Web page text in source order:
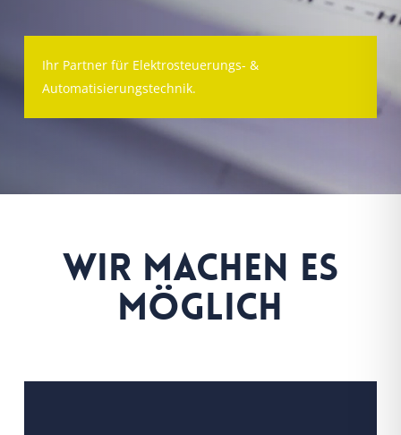
Ihr Partner für Elektrosteuerungs- &
Automatisierungstechnik.
Wir machen es
möglich